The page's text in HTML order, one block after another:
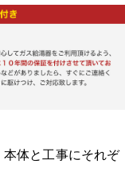
本体と工事にそれぞ